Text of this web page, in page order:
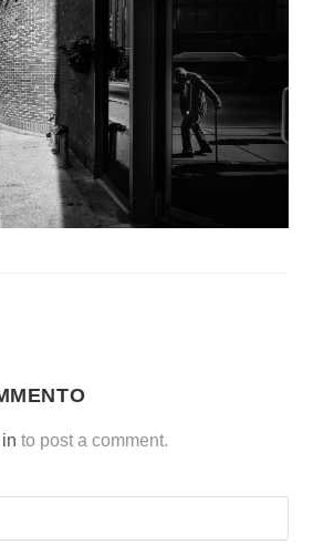
to post a comment.